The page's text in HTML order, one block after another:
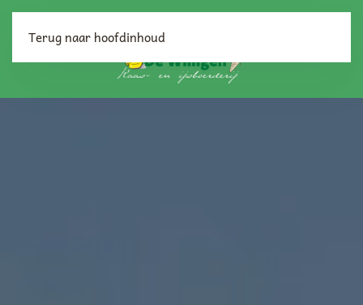
Terug naar hoofdinhoud